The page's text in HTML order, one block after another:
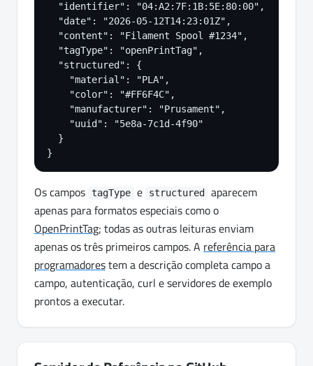
  "identifier": "04:A2:7F:1B:5E:80:00",
  "date": "2026-05-12T14:23:01Z",
  "content": "Filament Spool #1234",
  "tagType": "openPrintTag",
  "structured": {
    "material": "PLA",
    "color": "#FF6F4C",
    "manufacturer": "Prusament",
    "uuid": "5e8a-7c1d-4f90"
  }
}
Os campos tagType e structured
aparecem
apenas para formatos especiais como o
OpenPrintTag; todas as outras leituras enviam
apenas os três primeiros campos. A referência para
programadorestem a descrição completa campo a
campo, autenticação, curl e servidores de exemplo
prontos a executar.